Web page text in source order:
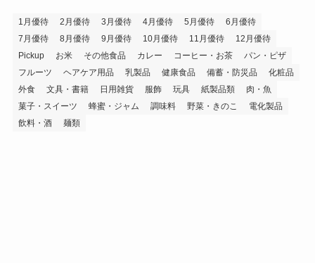
1月優待 2月優待 3月優待 4月優待 5月優待
6月優待
7月優待
8月優待 9月優待 10月優待 11月優待
12月優待
Pickup
お米 その他食品 カレー コーヒー・お茶
パン・ピザ
フルーツ
ヘアケア用品 乳製品 健康食品 備蓄・防災品
化粧品
外食
文具・書籍 日用雑貨 服飾 玩具 紙製品類
肉・魚
菓子・スイーツ
蜂蜜・ジャム 調味料 野菜・きのこ
電化製品
飲料・酒
麺類